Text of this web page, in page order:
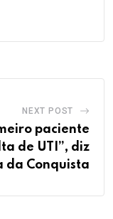
NEXT POST
paciente
de UTI”, diz
da Conquista